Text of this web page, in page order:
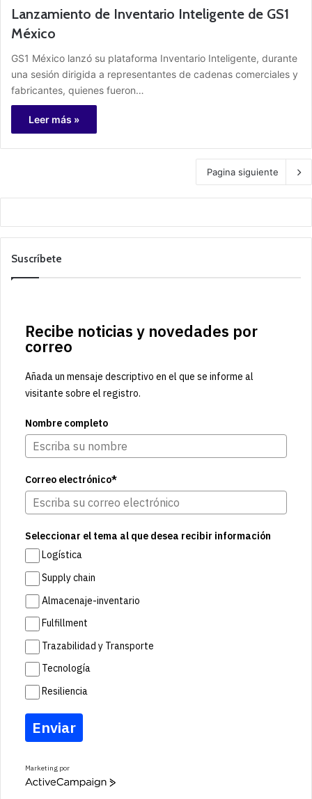
Lanzamiento de Inventario Inteligente de GS1
México
GS1 México lanzó su plataforma Inventario Inteligente, durante
una sesión dirigida a representantes de cadenas comerciales y
fabricantes, quienes fueron…
Leer más »
Pagina siguiente
Suscríbete
Recibe noticias y novedades por
correo
Añada un mensaje descriptivo en el que se informe al
visitante sobre el registro.
Nombre completo
Correo electrónico*
Seleccionar el tema al que desea recibir información
Logística
Supply chain
Almacenaje-inventario
Fulfillment
Trazabilidad y Transporte
Tecnología
Resiliencia
Enviar
Marketing por
A